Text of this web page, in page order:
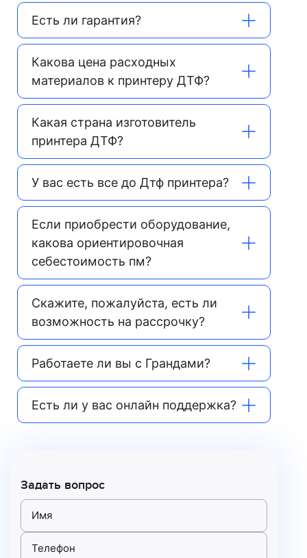
Есть ли гарантия?
Какова цена расходных
материалов к принтеру ДТФ?
Какая страна изготовитель
принтера ДТФ?
У вас есть все до Дтф принтера?
Если приобрести оборудование,
какова ориентировочная
себестоимость пм?
Скажите, пожалуйста, есть ли
возможность на рассрочку?
Работаете ли вы с Грандами?
Есть ли у вас онлайн поддержка?
Задать вопрос